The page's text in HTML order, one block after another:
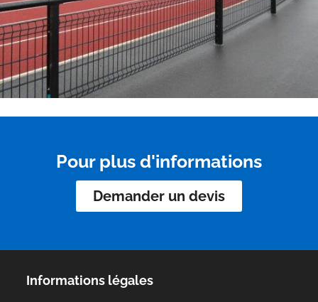
Pour plus d'informations
Demander un devis
Informations légales